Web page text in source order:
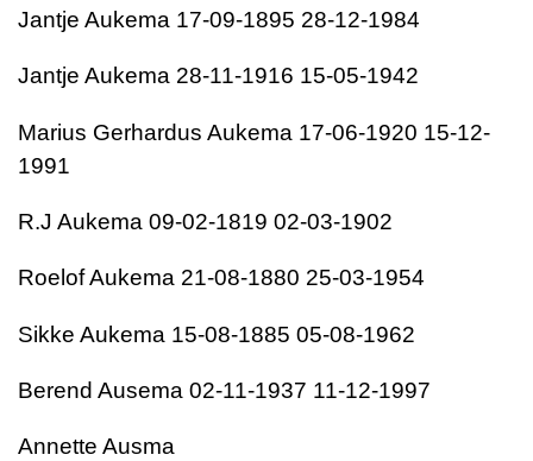
Jantje Aukema 17-09-1895 28-12-1984
Jantje Aukema 28-11-1916 15-05-1942
Marius Gerhardus Aukema 17-06-1920 15-12-
1991
R.J Aukema 09-02-1819 02-03-1902
Roelof Aukema 21-08-1880 25-03-1954
Sikke Aukema 15-08-1885 05-08-1962
Berend Ausema 02-11-1937 11-12-1997
Annette Ausma